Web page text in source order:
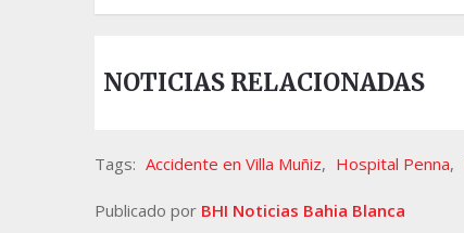
NOTICIAS RELACIONADAS
Tags: Accidente en Villa Muñiz, Hospital Penna,
Publicado por BHI Noticias Bahia Blanca